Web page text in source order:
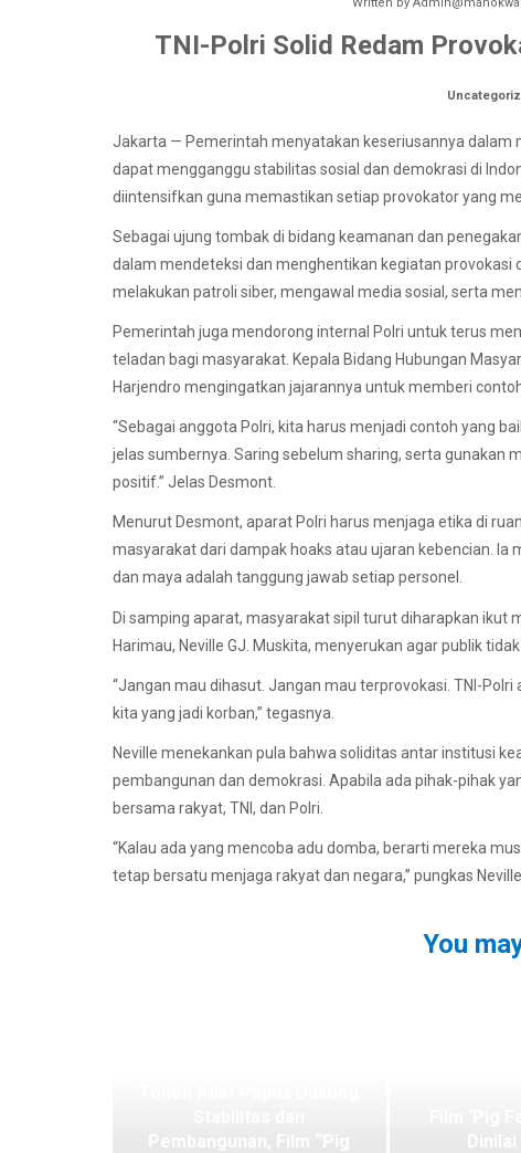
TNI-Polri Solid Redam
Jakarta — Pemerintah menyatakan keseriusannya dalam
dapat mengganggu stabilitas sosial dan demokrasi di
diintensifkan guna memastikan setiap provokator yang
Sebagai ujung tombak di bidang keamanan dan
dalam mendeteksi dan menghentikan kegiatan
melakukan patroli siber, mengawal media sosial, serta
Pemerintah juga mendorong internal Polri untuk terus
teladan bagi masyarakat. Kepala Bidang Hubungan
Harjendro mengingatkan jajarannya untuk memberi
“Sebagai anggota Polri, kita harus menjadi contoh yang
jelas sumbernya. Saring sebelum sharing, serta gunakan
positif.” Jelas Desmont.
Menurut Desmont, aparat Polri harus menjaga etika di
masyarakat dari dampak hoaks atau ujaran kebencian.
dan maya adalah tanggung jawab setiap personel.
Di samping aparat, masyarakat sipil turut diharapkan ikut
Harimau, Neville GJ. Muskita, menyerukan agar publik
“Jangan mau dihasut. Jangan mau terprovokasi. TNI-
kita yang jadi korban,” tegasnya.
Neville menekankan pula bahwa soliditas antar institusi
pembangunan dan demokrasi. Apabila ada pihak-pihak
bersama rakyat, TNI, dan Polri.
“Kalau ada yang mencoba adu domba, berarti mereka
tetap bersatu menjaga rakyat dan negara,” pungkas Neville.
You